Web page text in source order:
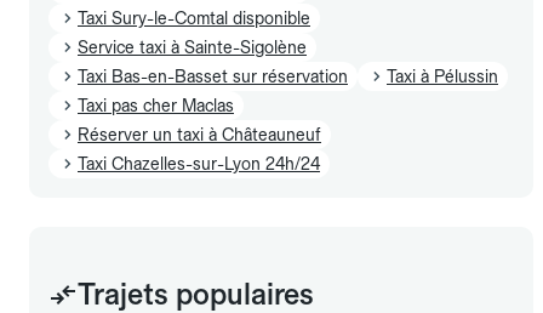
Taxi Sury-le-Comtal disponible
Service taxi à Sainte-Sigolène
Taxi Bas-en-Basset sur réservation
Taxi à Pélussin
Taxi pas cher Maclas
Réserver un taxi à Châteauneuf
Taxi Chazelles-sur-Lyon 24h/24
Trajets populaires